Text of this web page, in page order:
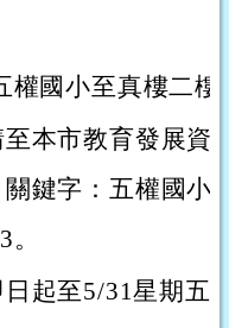
權國小至真樓二樓
本市教育發展資
鍵字：五權國小
起至5/31星期五